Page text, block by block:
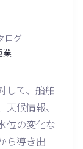
ログ
業
して、船舶
候情報、
位の変化な
ら導き出